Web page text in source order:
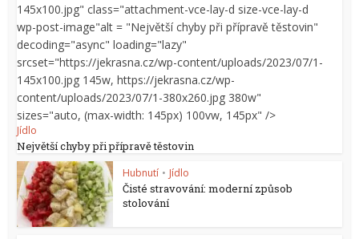
145x100.jpg" class="attachment-vce-lay-d size-vce-lay-d
wp-post-image"alt = "Největší chyby při přípravě těstovin"
decoding="async" loading="lazy"
srcset="https://jekrasna.cz/wp-content/uploads/2023/07/1-
145x100.jpg 145w, https://jekrasna.cz/wp-
content/uploads/2023/07/1-380x260.jpg 380w"
sizes="auto, (max-width: 145px) 100vw, 145px" />
Jídlo
Největší chyby při přípravě těstovin
Hubnutí • Jídlo
Čisté stravování: moderní způsob
stolování